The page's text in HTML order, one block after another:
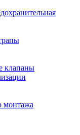
клапаны
монтажа